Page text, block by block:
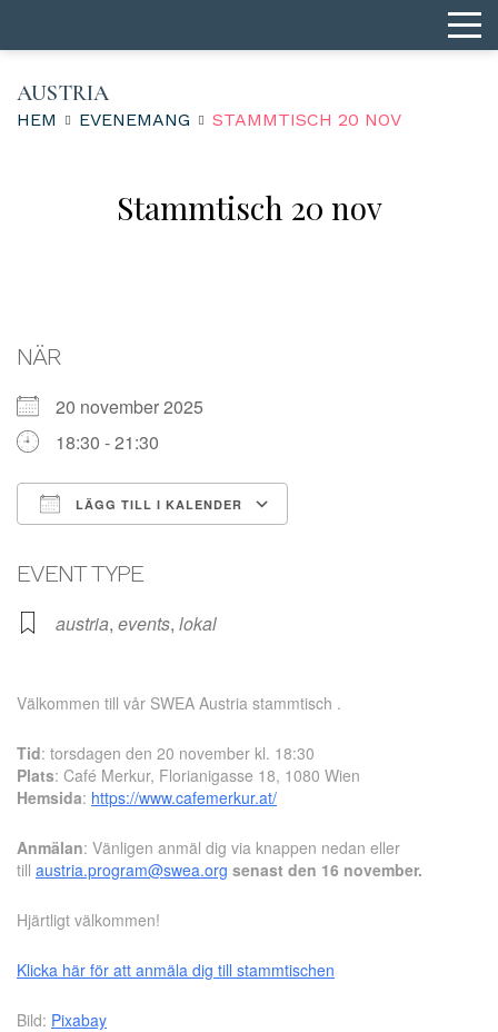
AUSTRIA
HEM EVENEMANG STAMMTISCH 20 NOV
Stammtisch 20 nov
NÄR
20 november 2025
18:30 - 21:30
LÄGG TILL I KALENDER
EVENT TYPE
austria, events, lokal
Välkommen till vår SWEA Austria stammtisch .
Tid: torsdagen den 20 november kl. 18:30
Plats: Café Merkur, Florianigasse 18, 1080 Wien
Hemsida: https://www.cafemerkur.at/
Anmälan: Vänligen anmäl dig via knappen nedan eller
till austria.program@swea.org senast den 16 november.
Hjärtligt välkommen!
Klicka här för att anmäla dig till stammtischen
Bild: Pixabay